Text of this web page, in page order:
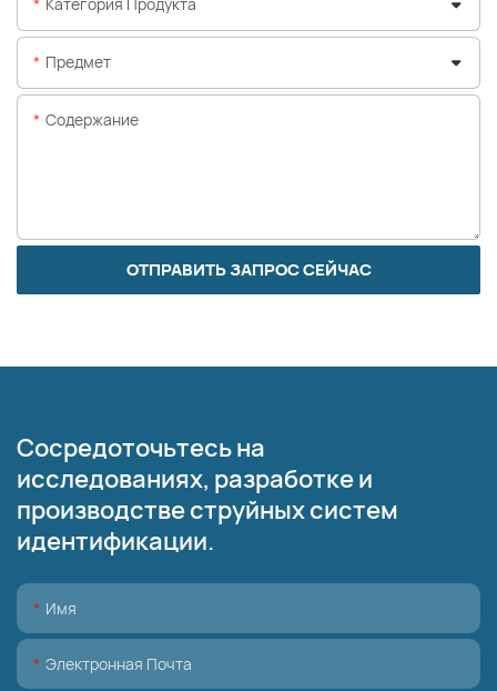
Предмет
Содержание
ОТПРАВИТЬ ЗАПРОС СЕЙЧАС
Сосредоточьтесь на
исследованиях, разработке и
производстве струйных систем
идентификации.
Имя
Электронная Почта